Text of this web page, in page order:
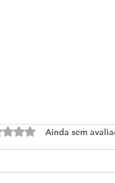
com 0 de 5
Ainda sem